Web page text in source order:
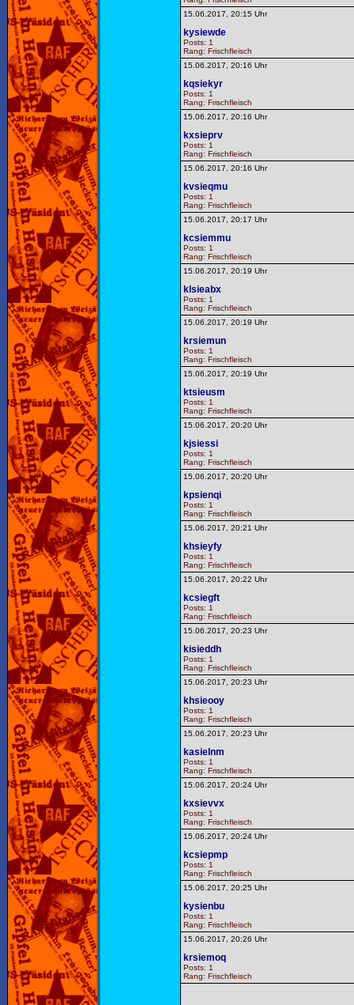
15.06.2017, 20:15 Uhr
kysiewde
Posts: 1
Rang: Frischfleisch
15.06.2017, 20:16 Uhr
kqsiekyr
Posts: 1
Rang: Frischfleisch
15.06.2017, 20:16 Uhr
kxsieprv
Posts: 1
Rang: Frischfleisch
15.06.2017, 20:16 Uhr
kvsieqmu
Posts: 1
Rang: Frischfleisch
15.06.2017, 20:17 Uhr
kcsiemmu
Posts: 1
Rang: Frischfleisch
15.06.2017, 20:19 Uhr
klsieabx
Posts: 1
Rang: Frischfleisch
15.06.2017, 20:19 Uhr
krsiemun
Posts: 1
Rang: Frischfleisch
15.06.2017, 20:19 Uhr
ktsieusm
Posts: 1
Rang: Frischfleisch
15.06.2017, 20:20 Uhr
kjsiessi
Posts: 1
Rang: Frischfleisch
15.06.2017, 20:20 Uhr
kpsienqi
Posts: 1
Rang: Frischfleisch
15.06.2017, 20:21 Uhr
khsieyfy
Posts: 1
Rang: Frischfleisch
15.06.2017, 20:22 Uhr
kcsiegft
Posts: 1
Rang: Frischfleisch
15.06.2017, 20:23 Uhr
kisieddh
Posts: 1
Rang: Frischfleisch
15.06.2017, 20:23 Uhr
khsieooy
Posts: 1
Rang: Frischfleisch
15.06.2017, 20:23 Uhr
kasielnm
Posts: 1
Rang: Frischfleisch
15.06.2017, 20:24 Uhr
kxsievvx
Posts: 1
Rang: Frischfleisch
15.06.2017, 20:24 Uhr
kcsiepmp
Posts: 1
Rang: Frischfleisch
15.06.2017, 20:25 Uhr
kysienbu
Posts: 1
Rang: Frischfleisch
15.06.2017, 20:26 Uhr
krsiemoq
Posts: 1
Rang: Frischfleisch